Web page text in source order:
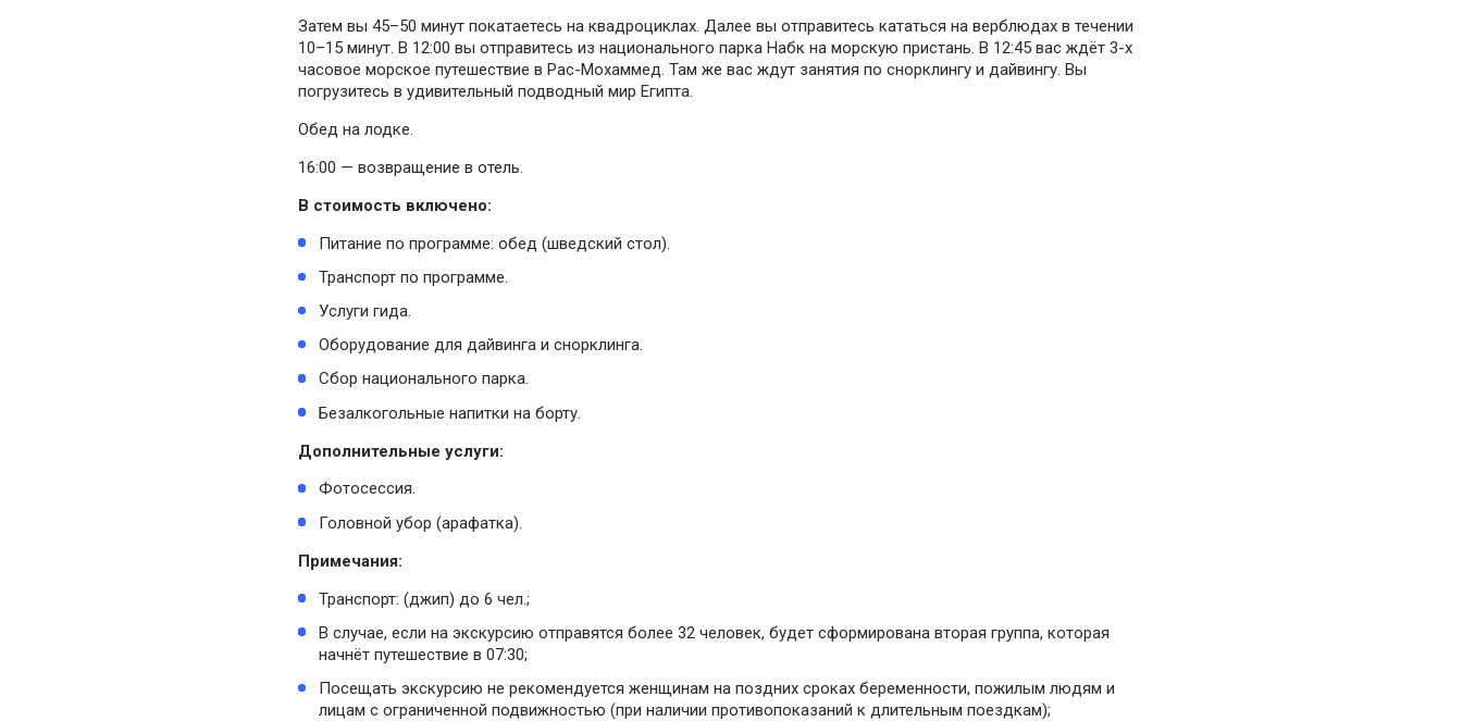
Затем вы 45–50 минут покатаетесь на квадроциклах. Далее вы отправитесь кататься на верблюдах в течении
10–15 минут. В 12:00 вы отправитесь из национального парка Набк на морскую пристань. В 12:45 вас ждёт 3-х
часовое морское путешествие в Рас-Мохаммед. Там же вас ждут занятия по снорклингу и дайвингу. Вы
погрузитесь в удивительный подводный мир Египта.
Обед на лодке.
16:00 — возвращение в отель.
В стоимость включено:
Питание по программе: обед (шведский стол).
Транспорт по программе.
Услуги гида.
Оборудование для дайвинга и снорклинга.
Сбор национального парка.
Безалкогольные напитки на борту.
Дополнительные услуги:
Фотосессия.
Головной убор (арафатка).
Примечания:
Транспорт: (джип) до 6 чел.;
В случае, если на экскурсию отправятся более 32 человек, будет сформирована вторая группа, которая
начнёт путешествие в 07:30;
Посещать экскурсию не рекомендуется женщинам на поздних сроках беременности, пожилым людям и
лицам с ограниченной подвижностью (при наличии противопоказаний к длительным поездкам);